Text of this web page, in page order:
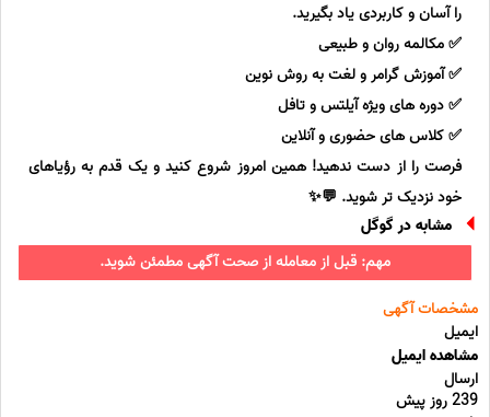
را آسان و کاربردی یاد بگیرید.
✅ مکالمه روان و طبیعی
✅ آموزش گرامر و لغت به روش نوین
✅ دوره های ویژه آیلتس و تافل
✅ کلاس های حضوری و آنلاین
فرصت را از دست ندهید! همین امروز شروع کنید و یک قدم به رؤیاهای
خود نزدیک تر شوید. 💬✨
مشابه در گوگل
مهم: قبل از معامله از صحت آگهی مطمئن شوید.
مشخصات آگهی
ایمیل
مشاهده ایمیل
ارسال
239 روز پیش